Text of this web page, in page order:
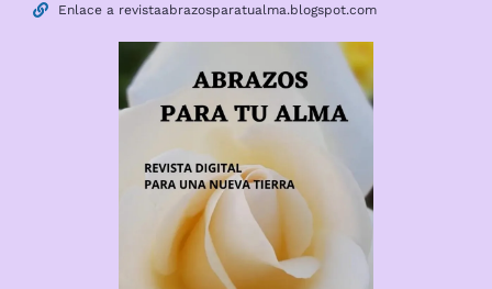
Enlace a revistaabrazosparatualma.blogspot.com